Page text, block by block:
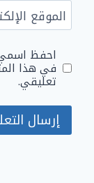
الموقع
احفظ
في هذا
تعليقي.